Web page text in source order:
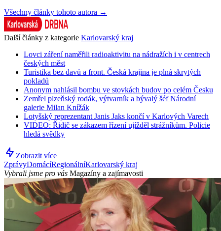
Všechny články tohoto autora →
Další články z kategorie Karlovarský kraj
Lovci záření naměřili radioaktivitu na nádražích i v centrech
českých měst
Turistika bez davů a front. Česká krajina je plná skrytých
pokladů
Anonym nahlásil bombu ve stovkách budov po celém Česku
Zemřel plzeňský rodák, výtvarník a bývalý šéf Národní
galerie Milan Knížák
Lotyšský reprezentant Janis Jaks končí v Karlových Varech
VIDEO: Řidič se zákazem řízení ujížděl strážníkům. Policie
hledá svědky
Zobrazit více
ZprávyDomácíRegionálníKarlovarský kraj
Vybrali jsme pro vás Magazíny a zajímavosti